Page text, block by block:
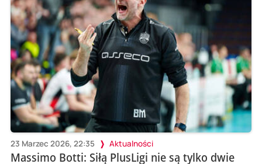
23 Marzec 2026, 22:35 Aktualności
Massimo Botti: Siłą PlusLigi nie są tylko dwie